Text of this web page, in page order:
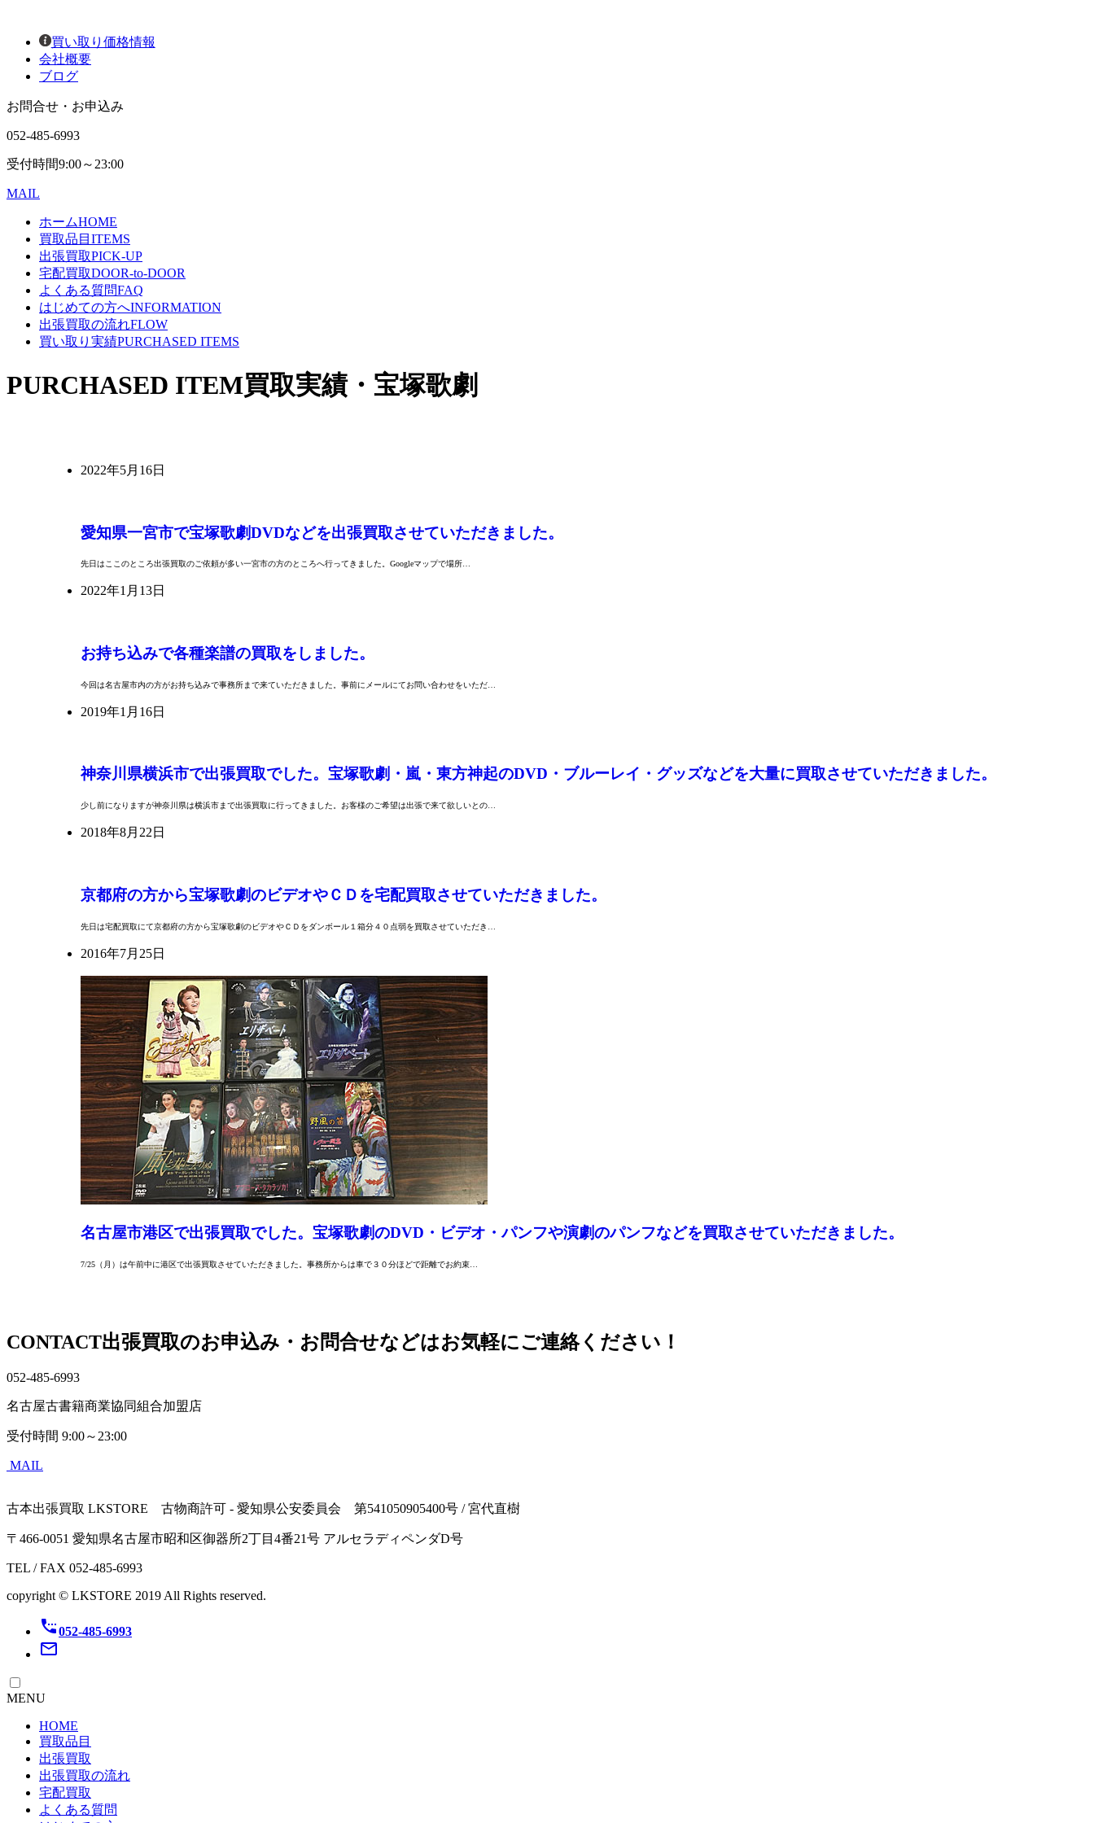
買い取り価格情報
会社概要
ブログ
お問合せ・お申込み
052-485-6993
受付時間9:00～23:00
MAIL
ホームHOME
買取品目 ITEMS
出張買取PICK-UP
宅配買取DOOR-to-DOOR
よくある質問FAQ
はじめての方へINFORMATION
出張買取の流れFLOW
買い取り実績PURCHASED ITEMS
PURCHASED ITEM買取実績・宝塚歌劇
2022年5月16日
愛知県一宮市で宝塚歌劇DVDなどを出張買取させていただきました。
先日はここのところ出張買取のご依頼が多い一宮市の方のところへ行ってきました。Googleマップで場所…
2022年1月13日
お持ち込みで各種楽譜の買取をしました。
今回は名古屋市内の方がお持ち込みで事務所まで来ていただきました。事前にメールにてお問い合わせをいただ…
2019年1月16日
神奈川県横浜市で出張買取でした。宝塚歌劇・嵐・東方神起のDVD・ブルーレイ・グッズなどを大量に買取させていただきました。
少し前になりますが神奈川県は横浜市まで出張買取に行ってきました。お客様のご希望は出張で来て欲しいとの…
2018年8月22日
京都府の方から宝塚歌劇のビデオやＣＤを宅配買取させていただきました。
先日は宅配買取にて京都府の方から宝塚歌劇のビデオやＣＤをダンボール１箱分４０点弱を買取させていただき…
2016年7月25日
名古屋市港区で出張買取でした。宝塚歌劇のDVD・ビデオ・パンフや演劇のパンフなどを買取させていただきました。
7/25（月）は午前中に港区で出張買取させていただきました。事務所からは車で３０分ほどで距離でお約束…
CONTACT出張買取のお申込み・お問合せなどはお気軽にご連絡ください！
052-485-6993
名古屋古書籍商業協同組合加盟店
受付時間 9:00～23:00
MAIL
古本出張買取 LKSTORE 古物商許可 - 愛知県公安委員会 第541050905400号 / 宮代直樹
〒466-0051 愛知県名古屋市昭和区御器所2丁目4番21号 アルセラディペンダD号
TEL / FAX 052-485-6993
copyright © LKSTORE 2019 All Rights reserved.
settings_phone052-485-6993
mail_outline
MENU
HOME
買取品目
出張買取
出張買取の流れ
宅配買取
よくある質問